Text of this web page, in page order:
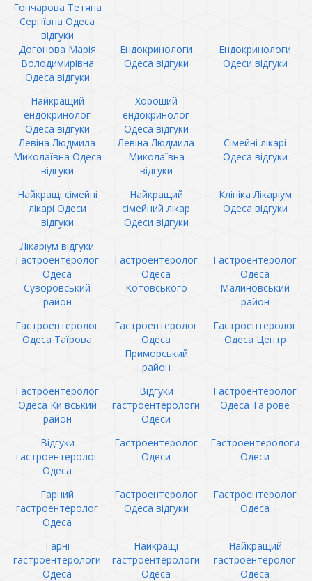
Гончарова Тетяна
Сергіївна Одеса
відгуки
Догонова Марія
Володимирівна
Одеса відгуки
Ендокринологи
Одеса відгуки
Ендокринологи
Одеси відгуки
Найкращий
ендокринолог
Одеса відгуки
Хороший
ендокринолог
Одеса відгуки
Левіна Людмила
Миколаївна Одеса
відгуки
Левіна Людмила
Миколаївна
відгуки
Сімейні лікарі
Одеса відгуки
Найкращі сімейні
лікарі Одеси
відгуки
Найкращий
сімейний лікар
Одеси відгуки
Клініка Лікаріум
Одеса відгуки
Лікаріум відгуки
Гастроентеролог
Одеса
Суворовський
район
Гастроентеролог
Одеса
Котовського
Гастроентеролог
Одеса
Малиновський
район
Гастроентеролог
Одеса Таїрова
Гастроентеролог
Одеса
Приморський
район
Гастроентеролог
Одеса Центр
Гастроентеролог
Одеса Київський
район
Відгуки
гастроентерологи
Одеси
Гастроентеролог
Одеса Таїрове
Відгуки
гастроентеролог
Одеса
Гастроентеролог
Одеси
Гастроентерологи
Одеси
Гарний
гастроентеролог
Одеса
Гастроентеролог
Одеса відгуки
Гастроентеролог
Одеса
Гарні
гастроентерологи
Одеса
Найкращі
гастроентерологи
Одеса
Найкращий
гастроентеролог
Одеса